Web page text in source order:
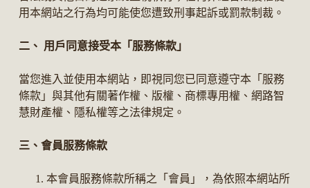
用本網站之行為均可能使您遭致刑事起訴或罰款制裁。
二、 用戶同意接受本「服務條款」
當您進入並使用本網站，即視同您已同意遵守本「服務
條款」與其他有關著作權、版權、商標專用權、網路智
慧財產權、隱私權等之法律規定。
三、會員服務條款
本會員服務條款所稱之「會員」，為依照本網站所